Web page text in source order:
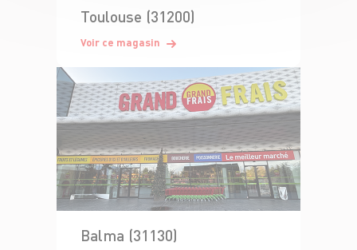
Toulouse (31200)
Voir ce magasin
Balma (31130)